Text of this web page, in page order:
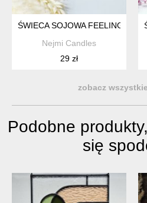
ŚWIECA SOJOWA FEELING
Nejmi Candles
29 zł
zobacz
Podobne
się